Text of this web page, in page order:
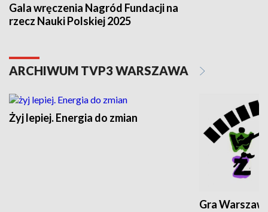
Gala wręczenia Nagród Fundacji na
rzecz Nauki Polskiej 2025
ARCHIWUM TVP3 WARSZAWA
Żyj lepiej. Energia do zmian
Gra